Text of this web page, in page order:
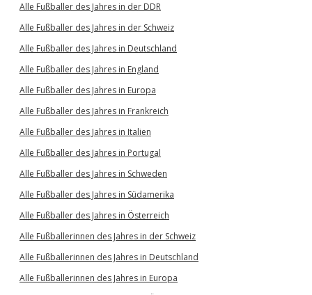
Alle Fußballer des Jahres in der DDR
Alle Fußballer des Jahres in der Schweiz
Alle Fußballer des Jahres in Deutschland
Alle Fußballer des Jahres in England
Alle Fußballer des Jahres in Europa
Alle Fußballer des Jahres in Frankreich
Alle Fußballer des Jahres in Italien
Alle Fußballer des Jahres in Portugal
Alle Fußballer des Jahres in Schweden
Alle Fußballer des Jahres in Südamerika
Alle Fußballer des Jahres in Österreich
Alle Fußballerinnen des Jahres in der Schweiz
Alle Fußballerinnen des Jahres in Deutschland
Alle Fußballerinnen des Jahres in Europa